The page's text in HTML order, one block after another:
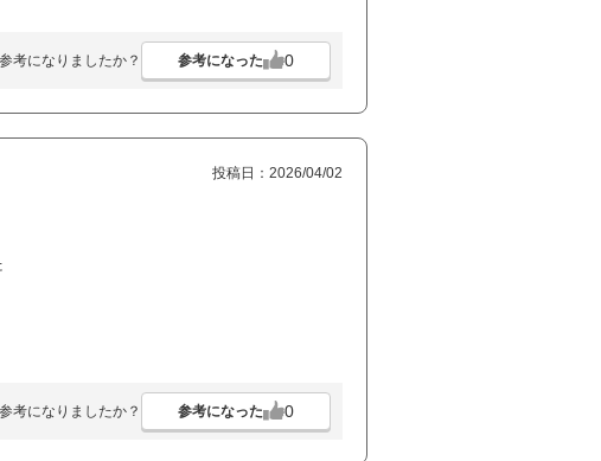
考になりましたか？ 参考になった 0
投稿日：2026/04/02
考になりましたか？ 参考になった 0